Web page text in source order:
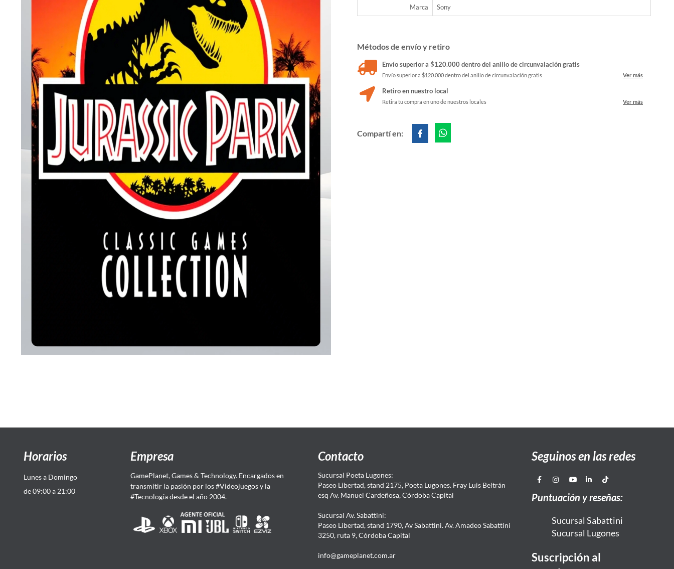
Marca Sony
Métodos de envío y retiro
Envío superior a $120.000 dentro del anillo de circunvalación gratis
Envío superior a $120.000 dentro del anillo de circunvalación gratis Ver más
Retiro en nuestro local
Retira tu compra en uno de nuestros locales Ver más
Compartí en:
Horarios
Lunes a Domingo
de 09:00 a 21:00
Empresa
GamePlanet, Games & Technology. Encargados en
transmitir la pasión por los #Videojuegos y la
#Tecnología desde el año 2004.
Contacto
Sucursal Poeta Lugones:
Paseo Libertad, stand 2175, Poeta Lugones. Fray Luis Beltrán
esq Av. Manuel Cardeñosa, Córdoba Capital
Sucursal Av. Sabattini:
Paseo Libertad, stand 1790, Av Sabattini. Av. Amadeo Sabattini
3250, ruta 9, Córdoba Capital
info@gameplanet.com.ar
Seguinos en las redes
Puntuación y reseñas:
Sucursal Sabattini
Sucursal Lugones
Suscripción al